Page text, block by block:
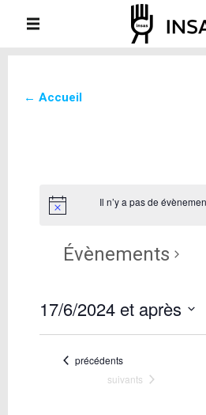
← Accueil
Il n’y a pas de
Évènements
17/6/2024 et après
date.
Évènements
précédents
Évènements
suivants